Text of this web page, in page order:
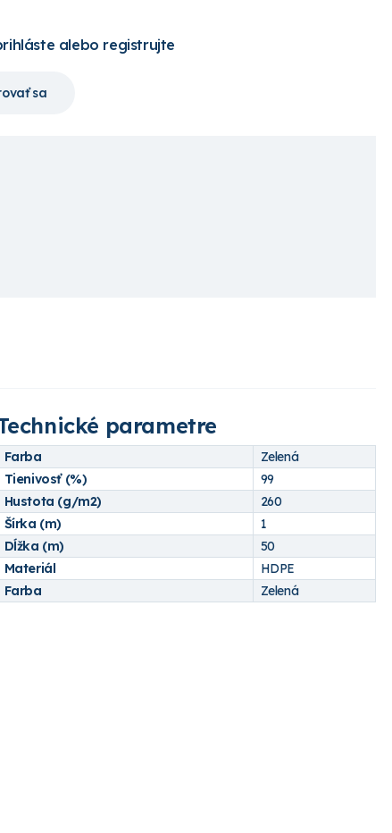
alebo registrujte
sa
parametre
Farba
Zelená
Tienivosť (%)
99
Hustota (g/m2)
260
Šírka (m)
1
Dĺžka (m)
50
Materiál
HDPE
Farba
Zelená